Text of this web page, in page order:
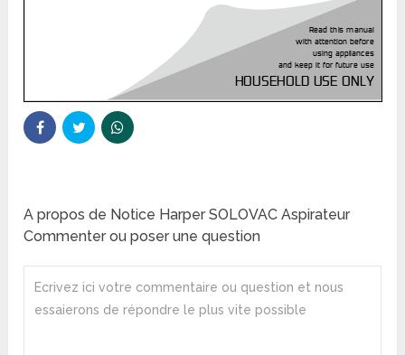
A propos de Notice Harper SOLOVAC Aspirateur
Commenter ou poser une question